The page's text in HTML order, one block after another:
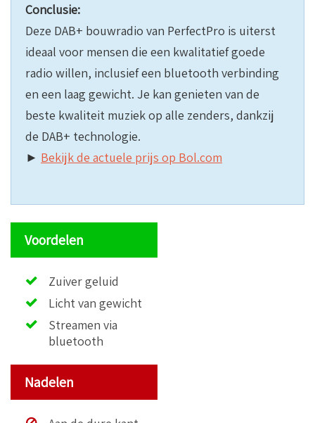
Conclusie:
Deze DAB+ bouwradio van PerfectPro is uiterst
ideaal voor mensen die een kwalitatief goede
radio willen, inclusief een bluetooth verbinding
en een laag gewicht. Je kan genieten van de
beste kwaliteit muziek op alle zenders, dankzij
de DAB+ technologie.
► Bekijk de actuele prijs op Bol.com
Voordelen
Zuiver geluid
Licht van gewicht
Streamen via
bluetooth
Nadelen